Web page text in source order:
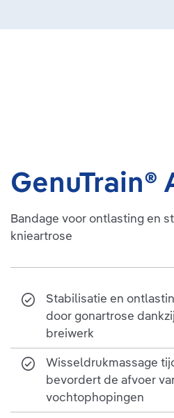
GenuTrain®
Bandage voor ontlasting en
knieartrose
Stabilisatie en
door gonartrose
breiwerk
Wisseldrukmassage
bevordert de afvoer
vochtophopingen